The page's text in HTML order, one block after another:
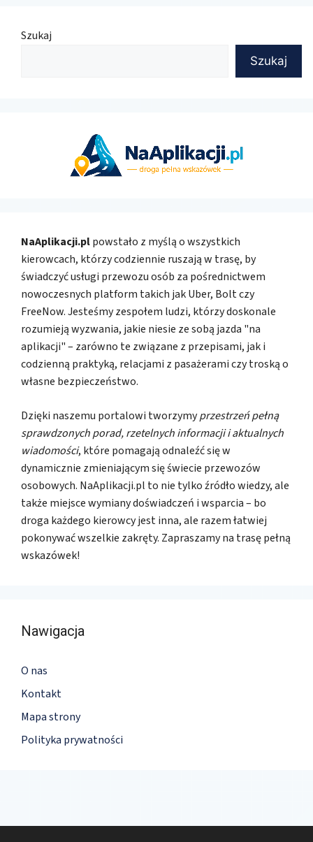
Szukaj
Szukaj
NaAplikacji.plpowstało z myślą o wszystkich
kierowcach, którzy codziennie ruszają w trasę, by
świadczyć usługi przewozu osób za pośrednictwem
nowoczesnych platform takich jak Uber, Bolt czy
FreeNow. Jesteśmy zespołem ludzi, którzy doskonale
rozumieją wyzwania, jakie niesie ze sobą jazda "na
aplikacji" – zarówno te związane z przepisami, jak i
codzienną praktyką, relacjami z pasażerami czy troską o
własne bezpieczeństwo.
Dzięki naszemu portalowi tworzymyprzestrzeń pełną
sprawdzonych porad, rzetelnych informacji i aktualnych
wiadomości, które pomagają odnaleźć się w
dynamicznie zmieniającym się świecie przewozów
osobowych. NaAplikacji.pl to nie tylko źródło wiedzy, ale
także miejsce wymiany doświadczeń i wsparcia – bo
droga każdego kierowcy jest inna, ale razem łatwiej
pokonywać wszelkie zakręty. Zapraszamy na trasę pełną
wskazówek!
Nawigacja
O nas
Kontakt
Mapa strony
Polityka prywatności